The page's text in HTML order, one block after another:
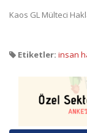
Kaos GL Mülteci
Etiketler: insan